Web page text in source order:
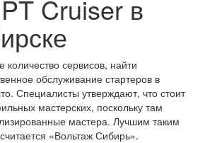
Cruiser в
сервисов, найти
обслуживание стартеров в
Специалисты утверждают, что стоит
мастерских, поскольку там
мастера. Лучшим таким
«Вольтаж Сибирь».